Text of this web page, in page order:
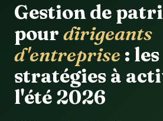
Gestion de
pour dirigeants
d'entreprise : les
stratégies à
l'été 2026